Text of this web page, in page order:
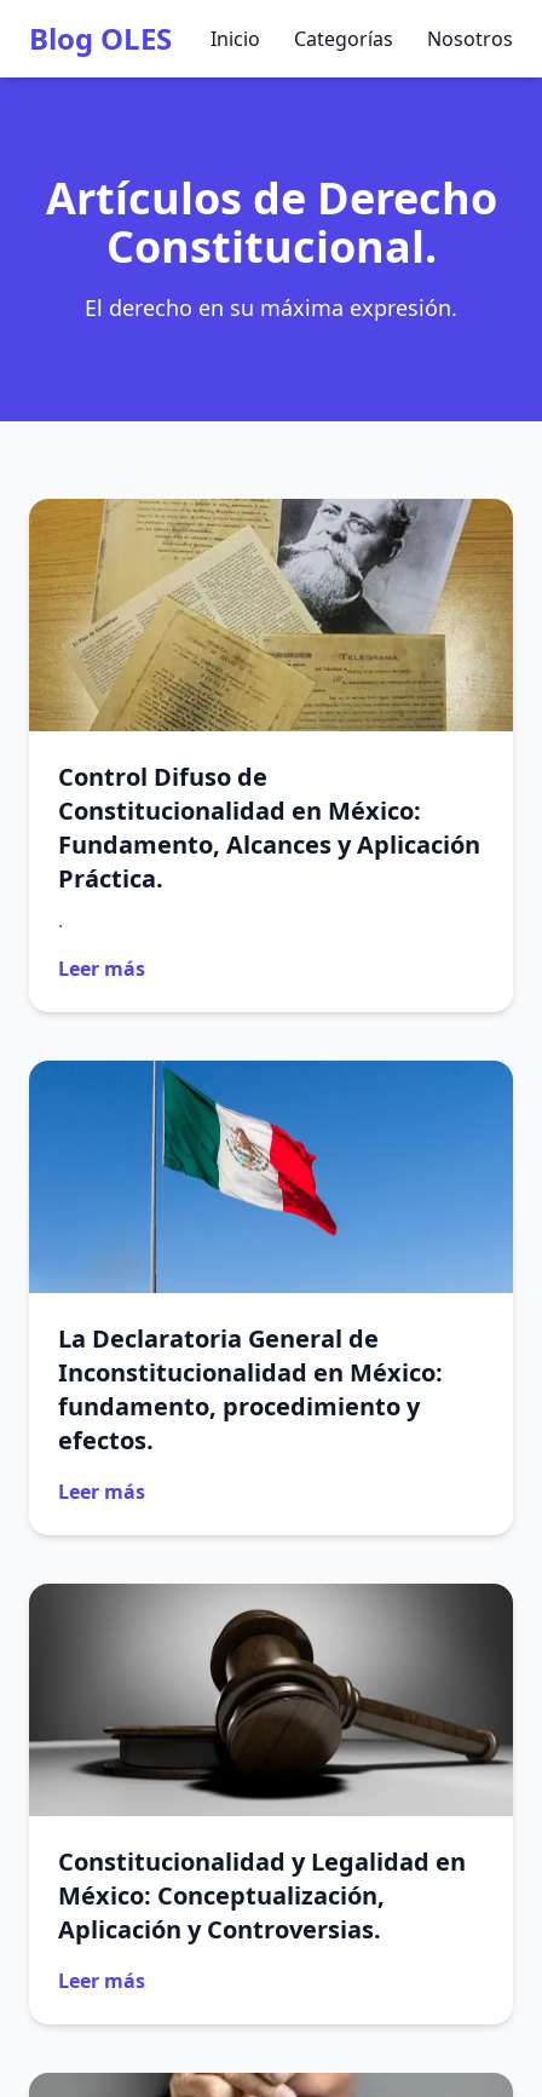
Blog OLES Inicio Categorías Nosotros
Artículos de Derecho
Constitucional.
El derecho en su máxima expresión.
Control Difuso de
Constitucionalidad en México:
Fundamento, Alcances y Aplicación
Práctica.
.
Leer más
La Declaratoria General de
Inconstitucionalidad en México:
fundamento, procedimiento y
efectos.
Leer más
Constitucionalidad y Legalidad en
México: Conceptualización,
Aplicación y Controversias.
Leer más